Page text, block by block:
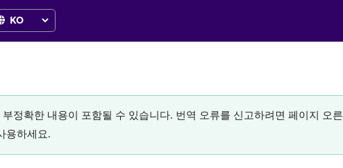
정확한 내용이 포함될 수 있습니다. 번역 오류를 신고하려면 페이지 오른
용하세요.